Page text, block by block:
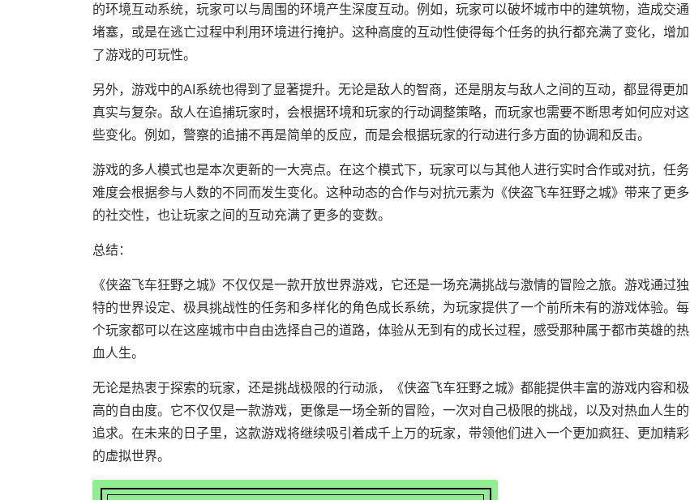
的环境互动系统，玩家可以与周围的环境产生深度互动。例如，玩家可以破坏城市中的建筑物，造成交通
堵塞，或是在逃亡过程中利用环境进行掩护。这种高度的互动性使得每个任务的执行都充满了变化，增加
了游戏的可玩性。
另外，游戏中的AI系统也得到了显著提升。无论是敌人的智商，还是朋友与敌人之间的互动，都显得更加
真实与复杂。敌人在追捕玩家时，会根据环境和玩家的行动调整策略，而玩家也需要不断思考如何应对这
些变化。例如，警察的追捕不再是简单的反应，而是会根据玩家的行动进行多方面的协调和反击。
游戏的多人模式也是本次更新的一大亮点。在这个模式下，玩家可以与其他人进行实时合作或对抗，任务
难度会根据参与人数的不同而发生变化。这种动态的合作与对抗元素为《侠盗飞车狂野之城》带来了更多
的社交性，也让玩家之间的互动充满了更多的变数。
总结：
《侠盗飞车狂野之城》不仅仅是一款开放世界游戏，它还是一场充满挑战与激情的冒险之旅。游戏通过独
特的世界设定、极具挑战性的任务和多样化的角色成长系统，为玩家提供了一个前所未有的游戏体验。每
个玩家都可以在这座城市中自由选择自己的道路，体验从无到有的成长过程，感受那种属于都市英雄的热
血人生。
无论是热衷于探索的玩家，还是挑战极限的行动派，《侠盗飞车狂野之城》都能提供丰富的游戏内容和极
高的自由度。它不仅仅是一款游戏，更像是一场全新的冒险，一次对自己极限的挑战，以及对热血人生的
追求。在未来的日子里，这款游戏将继续吸引着成千上万的玩家，带领他们进入一个更加疯狂、更加精彩
的虚拟世界。